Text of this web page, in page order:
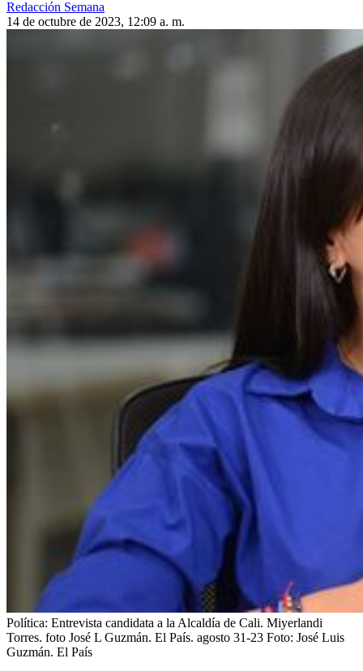
Redacción Semana
14 de octubre de 2023, 12:09 a. m.
Política: Entrevista candidata a la Alcaldía de Cali. Miyerlandi
Torres. foto José L Guzmán. El País. agosto 31-23 Foto: José Luis
Guzmán. El País